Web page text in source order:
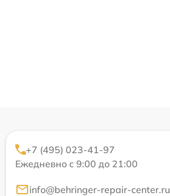
+7 (495) 023-41-97
Ежедневно с 9:00 до 21:00
info@behringer-repair-center.ru